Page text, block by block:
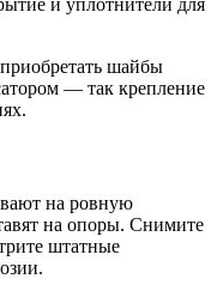
и уплотнители для
шайбы
— так крепление
на ровную
на опоры. Снимите
штатные